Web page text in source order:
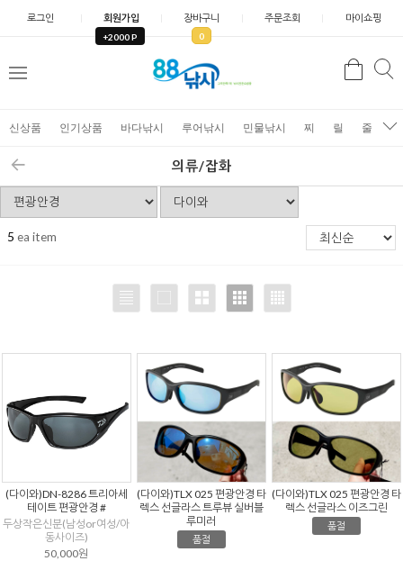
로그인 회원가입
+2000 P
장바구니
0
주문조회 마이쇼핑
검
신상품 인기상품 바다낚시 루어낚시 민물낚시 찌 릴 줄
의류/잡화
5 ea item
(다이와)DN-8286 트리아세
테이트 편광안경 #
두상작은신분(남성or여성/아
동사이즈)
50,000원
(다이와)TLX 025 편광안경 타
렉스 선글라스 트루뷰 실버블
루미러
품절
(다이와)TLX 025 편광안경 타
렉스 선글라스 이즈그린
품절